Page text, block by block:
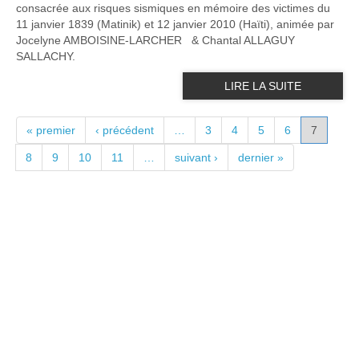
consacrée aux risques sismiques en mémoire des victimes du
11 janvier 1839 (Matinik) et 12 janvier 2010 (Haïti), animée par
Jocelyne AMBOISINE-LARCHER & Chantal ALLAGUY
SALLACHY.
LIRE LA SUITE
PAGES
« premier ‹ précédent 3 4 5 6 7
8 9 10 11 suivant › dernier »